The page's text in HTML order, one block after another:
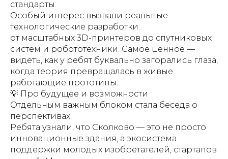
стандарты.
Особый интерес вызвали реальные
технологические разработки:
от масштабных 3D-принтеров до спутниковых
систем и робототехники. Самое ценное —
видеть, как у ребят буквально загорались глаза,
когда теория превращалась в живые
работающие прототипы.
💡 Про будущее и возможности
Отдельным важным блоком стала беседа о
перспективах.
Ребята узнали, что Сколково — это не просто
инновационные здания, а экосистема
поддержки молодых изобретателей, стартапов